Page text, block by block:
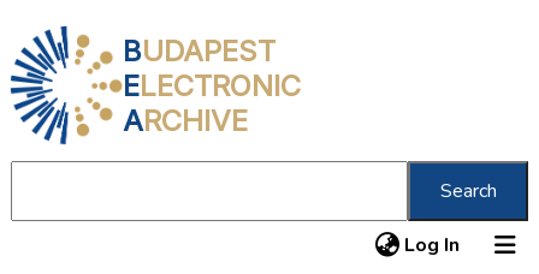
BUDAPEST
ELECTRONIC
ARCHIVE
Search
Log In (current)